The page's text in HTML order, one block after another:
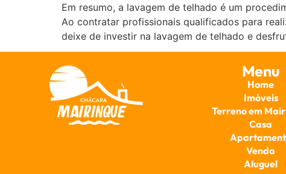
Em resumo, a lavagem de telhado é um
Ao contratar profissionais qualificados para
deixe de investir na lavagem de telhado e
Menu
Home
Imóveis
Terreno em
Casa
Venda
Aluguel